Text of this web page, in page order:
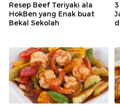
Resep Beef Teriyaki ala
HokBen yang Enak buat
Bekal Sekolah